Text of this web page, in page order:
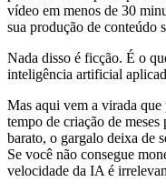
vídeo em menos de 30
sua produção de conteúdo
Nada disso é ficção. É o
inteligência artificial
Mas aqui vem a virada
tempo de criação de
barato, o gargalo deixa de
Se você não consegue
velocidade da IA é